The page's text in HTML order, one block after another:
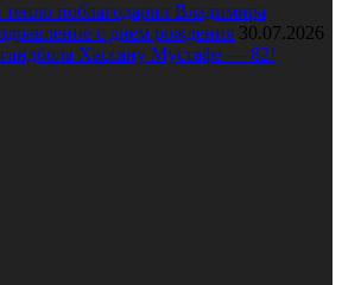
поблагодарил Владимира
с днем рождения 30.07.2026
Хассану Мустафе — 82!